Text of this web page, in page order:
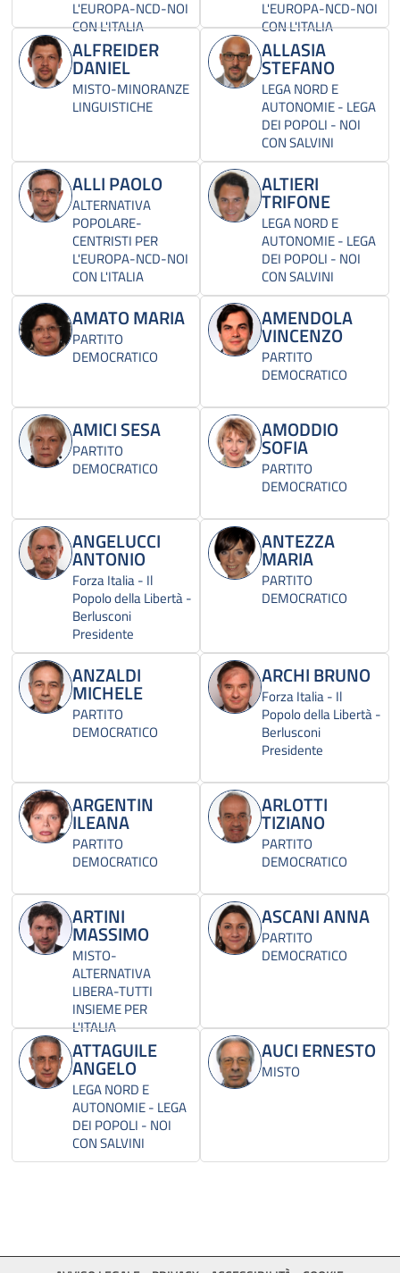
L'EUROPA-NCD-NOI
CON L'ITALIA
L'EUROPA-NCD-NOI
CON L'ITALIA
ALFREIDER
DANIEL
MISTO-MINORANZE
LINGUISTICHE
ALLASIA
STEFANO
LEGA NORD E
AUTONOMIE - LEGA
DEI POPOLI - NOI
CON SALVINI
ALLI PAOLO
ALTERNATIVA
POPOLARE-
CENTRISTI PER
L'EUROPA-NCD-NOI
CON L'ITALIA
ALTIERI
TRIFONE
LEGA NORD E
AUTONOMIE - LEGA
DEI POPOLI - NOI
CON SALVINI
AMATO MARIA
PARTITO
DEMOCRATICO
AMENDOLA
VINCENZO
PARTITO
DEMOCRATICO
AMICI SESA
PARTITO
DEMOCRATICO
AMODDIO
SOFIA
PARTITO
DEMOCRATICO
ANGELUCCI
ANTONIO
Forza Italia - Il
Popolo della Libertà -
Berlusconi
Presidente
ANTEZZA
MARIA
PARTITO
DEMOCRATICO
ANZALDI
MICHELE
PARTITO
DEMOCRATICO
ARCHI BRUNO
Forza Italia - Il
Popolo della Libertà -
Berlusconi
Presidente
ARGENTIN
ILEANA
PARTITO
DEMOCRATICO
ARLOTTI
TIZIANO
PARTITO
DEMOCRATICO
ARTINI
MASSIMO
MISTO-
ALTERNATIVA
LIBERA-TUTTI
INSIEME PER
L'ITALIA
ASCANI ANNA
PARTITO
DEMOCRATICO
ATTAGUILE
ANGELO
LEGA NORD E
AUTONOMIE - LEGA
DEI POPOLI - NOI
CON SALVINI
AUCI ERNESTO
MISTO